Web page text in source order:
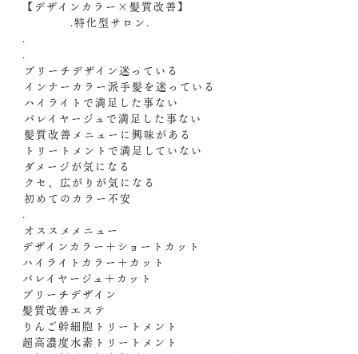
【デザインカラー×髪質改善】
.特化型サロン.
.
.
️ブリーチデザイン迷っている
️インナーカラー派手髪を迷っている
️ハイライトで満足した事ない
️バレイヤージュで満足した事ない
️髪質改善メニューに興味がある
️トリートメントで満足していない
️ダメージが気になる
️クセ、広がりが気になる
️初めてのカラー不安
.
️オススメメニュー️
デザインカラー＋ショートカット
ハイライトカラー＋カット
バレイヤージュ＋カット
ブリーチデザイン
髪質改善エステ
りんご幹細胞トリートメント
超高濃度水素トリートメント